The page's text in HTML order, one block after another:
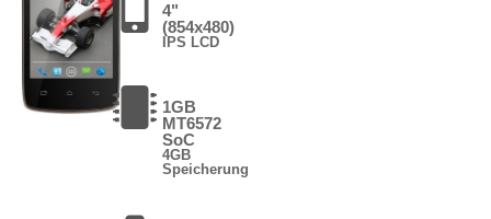
4"
(854x480)
IPS LCD
1GB
MT6572
SoC
4GB
Speicherung